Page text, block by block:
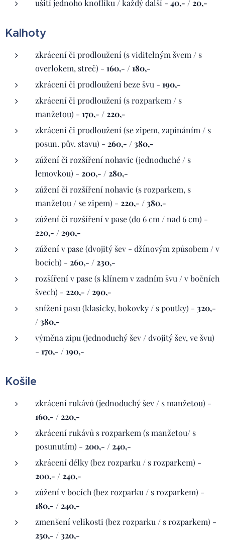
ušití jednoho knoflíku / každý další - 40,- / 20,-
Kalhoty
zkrácení či prodloužení (s viditelným švem / s
overlokem, streč) - 160,- / 180,-
zkrácení či prodloužení beze švu - 190,-
zkrácení či prodloužení (s rozparkem / s
manžetou) - 170,- / 220,-
zkrácení či prodloužení (se zipem, zapínáním / s
posun. pův. stavu) - 260,- / 380,-
zúžení či rozšíření nohavic (jednoduché / s
lemovkou) - 200,- / 280,-
zúžení či rozšíření nohavic (s rozparkem, s
manžetou / se zipem) - 220,- / 380,-
zúžení či rozšíření v pase (do 6 cm / nad 6 cm) -
220,- / 290,-
zúžení v pase (dvojitý šev - džínovým způsobem / v
bocích) - 260,- / 230,-
rozšíření v pase (s klínem v zadním švu / v bočních
švech) - 220,- / 290,-
snížení pasu (klasicky, bokovky / s poutky) - 320,-
/ 380,-
výměna zipu (jednoduchý šev / dvojitý šev, ve švu)
- 170,- / 190,-
Košile
zkrácení rukávů (jednoduchý šev / s manžetou) -
160,- / 220,-
zkrácení rukávů s rozparkem (s manžetou/ s
posunutím) - 200,- / 240,-
zkrácení délky (bez rozparku / s rozparkem) -
200,- / 240,-
zúžení v bocích (bez rozparku / s rozparkem) -
180,- / 240,-
zmenšení velikosti (bez rozparku / s rozparkem) -
250,- / 320,-